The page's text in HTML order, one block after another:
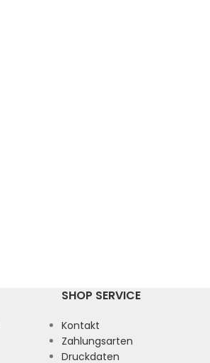
SHOP SERVICE
Kontakt
Zahlungsarten
Druckdaten